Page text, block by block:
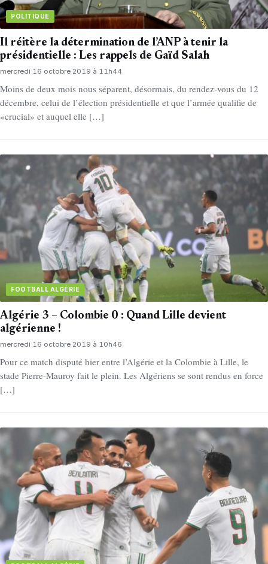
POLITIQUE
Il réitère la détermination de l’ANP à tenir la
présidentielle : Les rappels de Gaïd Salah
mercredi 16 octobre 2019 à 11h44
Moins de deux mois nous séparent, désormais, du rendez-vous du 12
décembre, celui de l’élection présidentielle et que l’armée qualifie de
«crucial» et auquel elle […]
FOOTBALL ALGÉRIE
Algérie 3 – Colombie 0 : Quand Lille devient
algérienne !
mercredi 16 octobre 2019 à 10h46
Pour ce match disputé hier entre l’Algérie et la Colombie à Lille, le
stade Pierre-Mauroy fait le plein. Les Algériens se sont rendus en force
[…]